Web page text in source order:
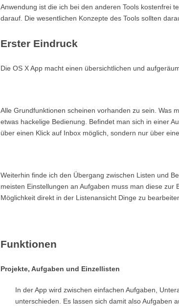
Anwendung ist die ich bei den anderen Tools kostenfrei
darauf. Die wesentlichen Konzepte des Tools sollten
Erster Eindruck
Die OS X App macht einen übersichtlichen und
Alle Grundfunktionen scheinen vorhanden zu sein. Was
etwas hackelige Bedienung. Befindet man sich in einer
über einen Klick auf Inbox möglich, sondern nur über
Weiterhin finde ich den Übergang zwischen Listen und
meisten Einstellungen an Aufgaben muss man diese zur
Möglichkeit direkt in der Listenansicht Dinge zu
Funktionen
Projekte, Aufgaben und Einzellisten
In der App wird zwischen einfachen Aufgaben,
unterschieden. Es lassen sich damit also Aufgaben